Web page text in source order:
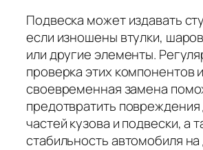
Подвеска может издавать
если изношены втулки,
или другие элементы.
проверка этих компонентов и
своевременная замена
предотвратить повреждения
частей кузова и подвески, а
стабильность автомобиля